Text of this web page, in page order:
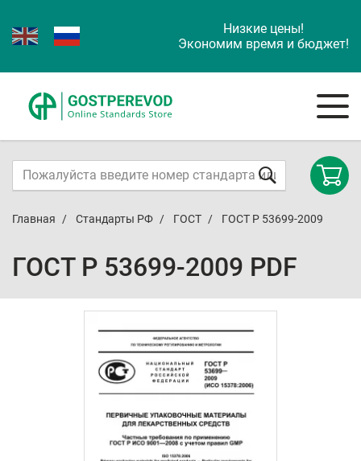
Низкие цены!
Экономим время и бюджет!
Главная Стандарты РФ ГОСТ ГОСТ Р 53699-2009
ГОСТ Р 53699-2009 PDF